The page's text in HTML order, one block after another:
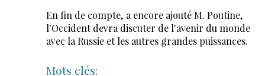
En fin de compte, a encore ajouté M. Poutine,
l'Occident devra discuter de l'avenir du monde
avec la Russie et les autres grandes puissances.
Mots clés: